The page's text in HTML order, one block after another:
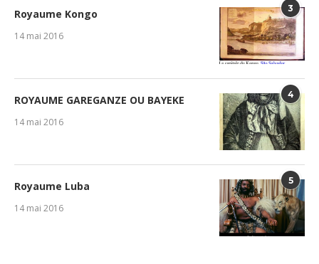
3
Royaume Kongo
14 mai 2016
4
ROYAUME GAREGANZE OU BAYEKE
14 mai 2016
5
Royaume Luba
14 mai 2016